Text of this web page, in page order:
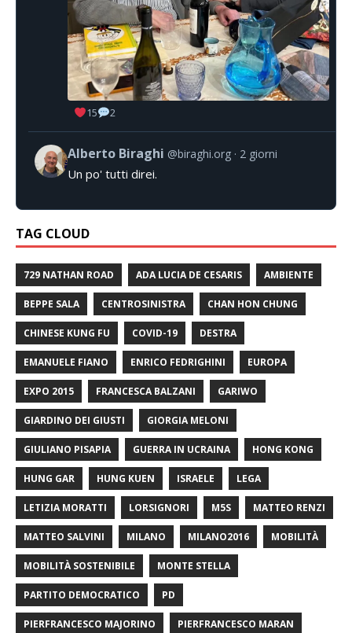
15 2
Alberto Biraghi @biraghi.org 2 giorni
Un po' tutti direi.
TAG CLOUD
729 NATHAN ROAD ADA LUCIA DE CESARIS AMBIENTE
BEPPE SALA CENTROSINISTRA CHAN HON CHUNG
CHINESE KUNG FU COVID-19 DESTRA
EMANUELE FIANO ENRICO FEDRIGHINI EUROPA
EXPO 2015 FRANCESCA BALZANI GARIWO
GIARDINO DEI GIUSTI GIORGIA MELONI
GIULIANO PISAPIA GUERRA IN UCRAINA HONG KONG
HUNG GAR HUNG KUEN ISRAELE LEGA
LETIZIA MORATTI LORSIGNORI M5S MATTEO RENZI
MATTEO SALVINI MILANO MILANO2016 MOBILITÀ
MOBILITÀ SOSTENIBILE MONTE STELLA
PARTITO DEMOCRATICO PD
PIERFRANCESCO MAJORINO PIERFRANCESCO MARAN